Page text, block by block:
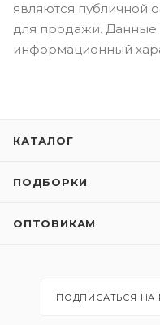
являются публичной
для продажи. Данные
информационный
КАТАЛОГ
ПОДБОРКИ
ОПТОВИКАМ
ПОДПИСАТЬСЯ НА